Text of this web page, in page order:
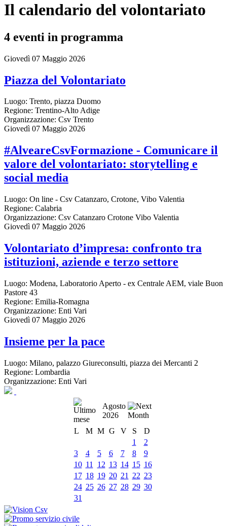
Il calendario del volontariato
4 eventi in programma
Giovedì 07 Maggio 2026
Piazza del Volontariato
Luogo: Trento, piazza Duomo
Regione: Trentino-Alto Adige
Organizzazione: Csv Trento
Giovedì 07 Maggio 2026
#AlveareCsvFormazione - Comunicare il
valore del volontariato: storytelling e
social media
Luogo: On line - Csv Catanzaro, Crotone, Vibo Valentia
Regione: Calabria
Organizzazione: Csv Catanzaro Crotone Vibo Valentia
Giovedì 07 Maggio 2026
Volontariato d’impresa: confronto tra
istituzioni, aziende e terzo settore
Luogo: Modena, Laboratorio Aperto - ex Centrale AEM, viale Buon
Pastore 43
Regione: Emilia-Romagna
Organizzazione: Enti Vari
Giovedì 07 Maggio 2026
Insieme per la pace
Luogo: Milano, palazzo Giureconsulti, piazza dei Mercanti 2
Regione: Lombardia
Organizzazione: Enti Vari
Agosto
2026
L
M M G V S
D
1
2
3
4 5 6 7 8
9
10 11 12 13 14 15 16
17 18 19 20 21 22 23
24 25 26 27 28 29 30
31